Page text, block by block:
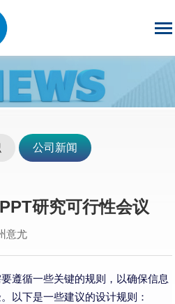
公司新闻
研究可行性会议
意尤
遵循一些关键的规则，以确保信息
以下是一些建议的设计规则：